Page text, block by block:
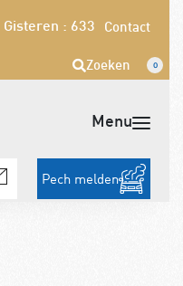
Gisteren : 633 Contact
Zoeken 0
Pech melden